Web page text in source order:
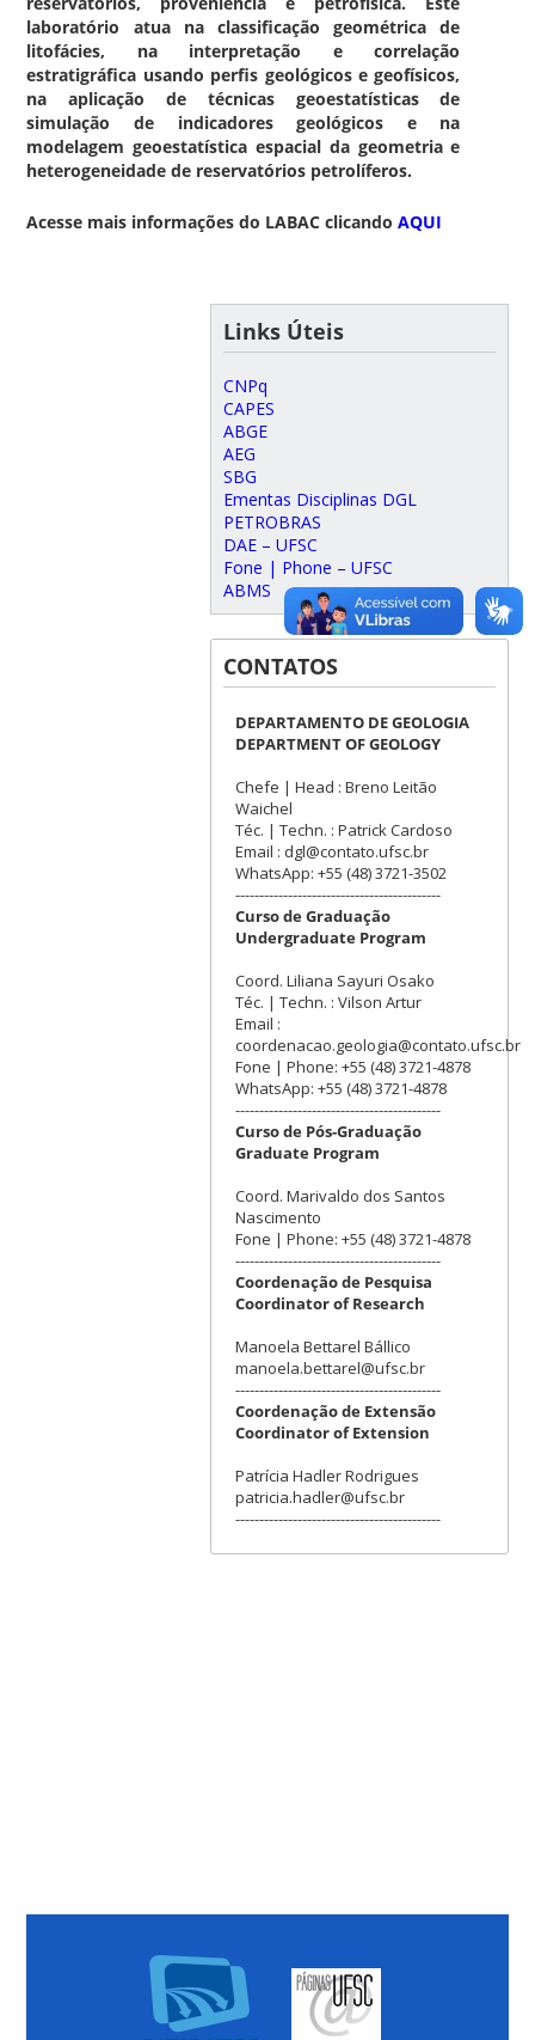
laboratório atua na classificação geométrica de
litofácies, na interpretação e correlação
estratigráfica usando perfis geológicos e geofísicos,
na aplicação de técnicas geoestatísticas de
simulação de indicadores geológicos e na
modelagem geoestatística espacial da geometria e
heterogeneidade de reservatórios petrolíferos.
Acesse mais informações do LABAC clicandoAQUI
Links Úteis
CNPq
CAPES
ABGE
AEG
SBG
Ementas Disciplinas DGL
PETROBRAS
DAE – UFSC
Fone | Phone – UFSC
ABMS
CONTATOS
DEPARTAMENTO DE GEOLOGIA
DEPARTMENT OF GEOLOGY
Chefe | Head : Breno Leitão
Waichel
Téc. | Techn. : Patrick Cardoso
Email : dgl@contato.ufsc.br
WhatsApp: +55 (48) 3721-3502
-------------------------------------------
Curso de Graduação
Undergraduate Program
Coord. Liliana Sayuri Osako
Téc. | Techn. : Vilson Artur
Email :
coordenacao.geologia@contato.ufsc.br
Fone | Phone: +55 (48) 3721-4878
WhatsApp: +55 (48) 3721-4878
-------------------------------------------
Curso de Pós-Graduação
Graduate Program
Coord. Marivaldo dos Santos
Nascimento
Fone | Phone: +55 (48) 3721-4878
-------------------------------------------
Coordenação de Pesquisa
Coordinator of Research
Manoela Bettarel Bállico
manoela.bettarel@ufsc.br
-------------------------------------------
Coordenação de Extensão
Coordinator of Extension
Patrícia Hadler Rodrigues
patricia.hadler@ufsc.br
-------------------------------------------